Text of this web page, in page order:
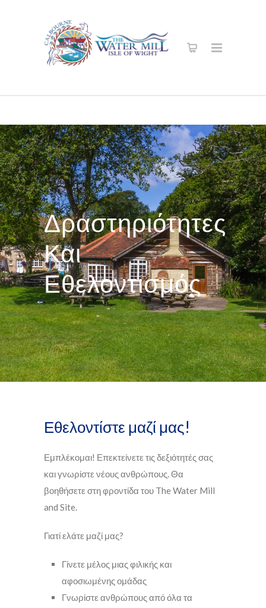
Δραστηριότητες
Και
Εθελοντισμός
Εθελοντίστε μαζί μας!
Εμπλέκομαι! Επεκτείνετε τις δεξιότητές σας
και γνωρίστε νέους ανθρώπους. Θα
βοηθήσετε στη φροντίδα του The Water Mill
and Site.
Γιατί ελάτε μαζί μας?
Γίνετε μέλος μιας φιλικής και
αφοσιωμένης ομάδας
Γνωρίστε ανθρώπους από όλα τα